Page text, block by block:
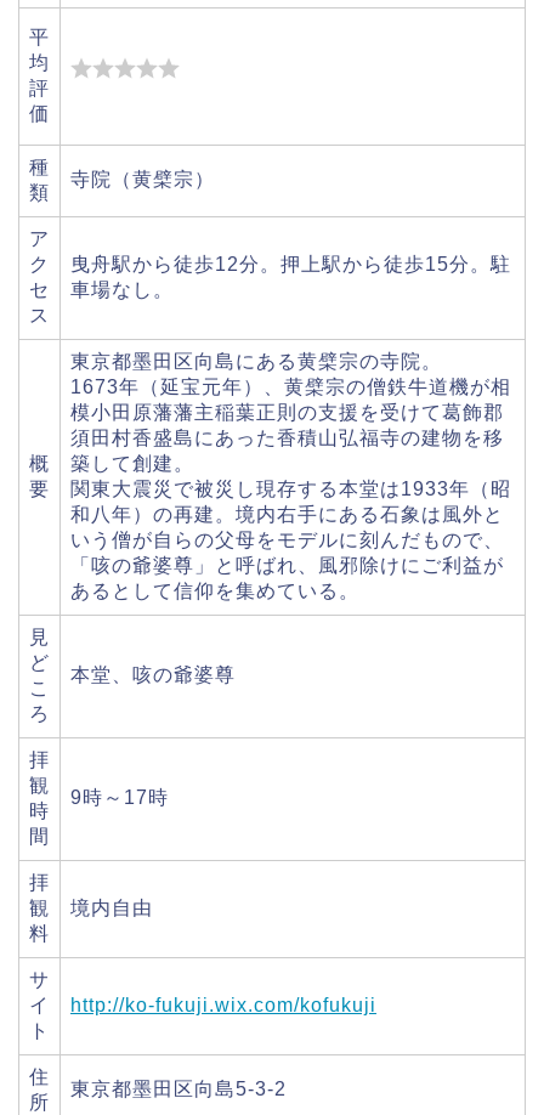
平
均
評
価
種
類
寺院（黄檗宗）
ア
ク
セ
ス
曳舟駅から徒歩12分。押上駅から徒歩15分。駐
車場なし。
概
要
東京都墨田区向島にある黄檗宗の寺院。
1673年（延宝元年）、黄檗宗の僧鉄牛道機が相
模小田原藩藩主稲葉正則の支援を受けて葛飾郡
須田村香盛島にあった香積山弘福寺の建物を移
築して創建。
関東大震災で被災し現存する本堂は1933年（昭
和八年）の再建。境内右手にある石象は風外と
いう僧が自らの父母をモデルに刻んだもので、
「咳の爺婆尊」と呼ばれ、風邪除けにご利益が
あるとして信仰を集めている。
見
ど
こ
ろ
本堂、咳の爺婆尊
拝
観
時
間
9時～17時
拝
観
料
境内自由
サ
イ
ト
http://ko-fukuji.wix.com/kofukuji
住
所
東京都墨田区向島5-3-2